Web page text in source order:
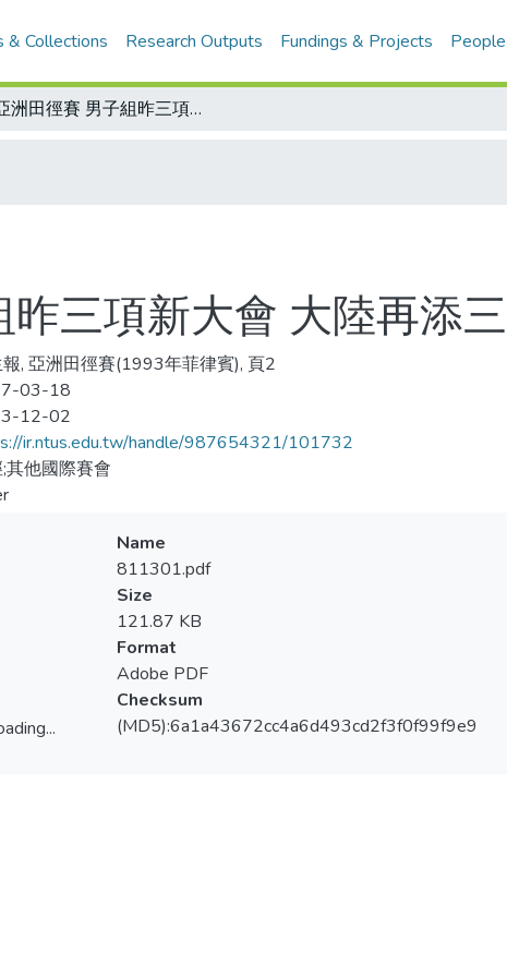
& Collections Research Outputs Fundings & Projects People
亞洲田徑賽 男子組昨三項新大會 大陸再添三金二銀 領先各隊
三項新大會 大陸再添
, 亞洲田徑賽(1993年菲律賓), 頁2
03-18
12-02
ir.ntus.edu.tw/handle/987654321/101732
其他國際賽會
Name
811301.pdf
Size
121.87 KB
Format
Adobe PDF
Checksum
(MD5):6a1a43672cc4a6d493cd2f3f0f99f9e9